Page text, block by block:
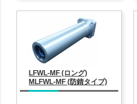
LFWL-MF (ロング)
MLFWL-MF (防錆タイプ)